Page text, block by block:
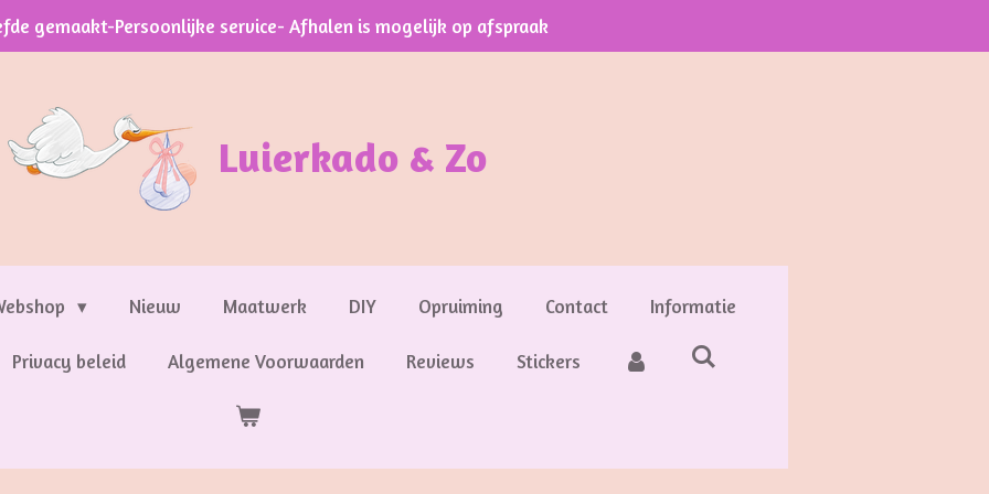
gemaakt-Persoonlijke service- Afhalen is mogelijk op afspraak
Luierkado & Zo
Nieuw Maatwerk DIY Opruiming Contact Informatie
Privacy beleid Algemene Voorwaarden Reviews Stickers